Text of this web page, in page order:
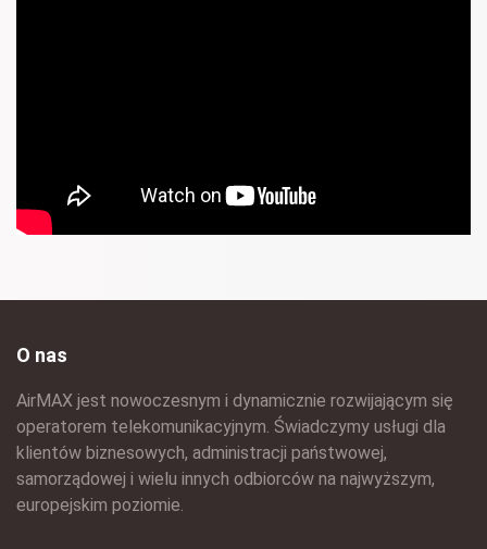
O nas
AirMAX jest nowoczesnym i dynamicznie rozwijającym się
operatorem telekomunikacyjnym. Świadczymy usługi dla
klientów biznesowych, administracji państwowej,
samorządowej i wielu innych odbiorców na najwyższym,
europejskim poziomie.